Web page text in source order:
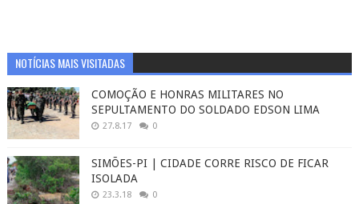
NOTÍCIAS MAIS VISITADAS
COMOÇÃO E HONRAS MILITARES NO
SEPULTAMENTO DO SOLDADO EDSON LIMA
27.8.17 0
SIMÕES-PI | CIDADE CORRE RISCO DE FICAR
ISOLADA
23.3.18 0